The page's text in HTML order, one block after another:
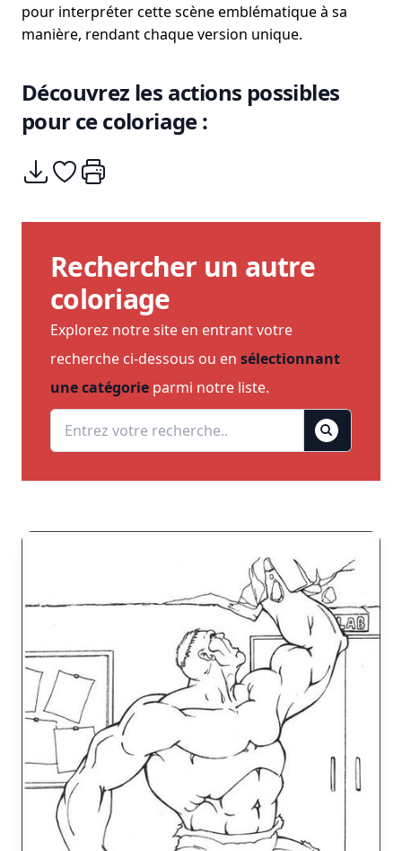
pour interpréter cette scène emblématique à sa
manière, rendant chaque version unique.
Découvrez les actions possibles
pour ce coloriage :
Télécharger
Ajouter à mes coups de coeurs
Imprimer
Rechercher un autre
coloriage
Explorez notre site en entrant votre
recherche ci-dessous ou en sélectionnant
une catégorie parmi notre liste.